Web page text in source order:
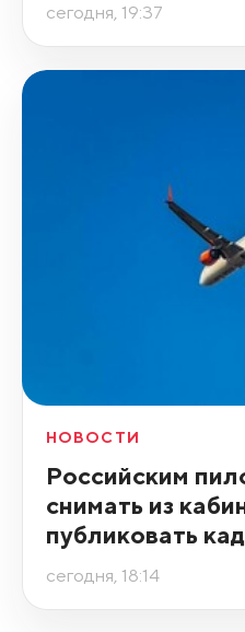
сегодня, 19:37
НОВОСТИ
Российским
снимать из
публиковать
сегодня, 18:14